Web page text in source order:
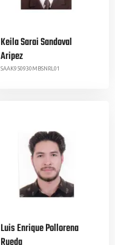
Keila Sarai Sandoval
Aripez
SAAK950930MBSNRL01
Luis Enrique Pollorena